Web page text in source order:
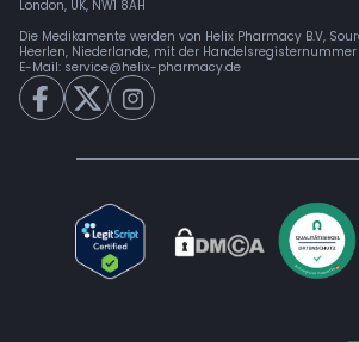
London, UK, NW1 8AH
Die Medikamente werden von Helix Pharmacy B.V,
Heerlen, Niederlande, mit der
E-Mail: service@helix-pharmacy.de